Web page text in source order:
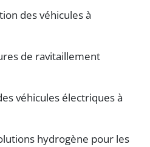
des véhicules à
de ravitaillement
véhicules électriques à
hydrogène pour les